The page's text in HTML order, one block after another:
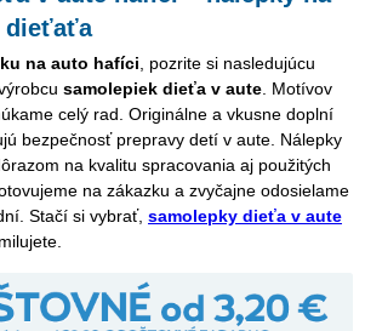
dieťaťa
na auto hafíci , pozrite si nasledujúcu
samolepiek dieťa v aute . Motívov
celý rad. Originálne a vkusne doplní
bezpečnosť prepravy detí v aute. Nálepky
na kvalitu spracovania aj použitých
na zákazku a zvyčajne odosielame
Stačí si vybrať, samolepky dieťa v aute